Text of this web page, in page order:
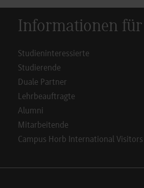
Informationen für
Studieninteressierte
Studierende
Duale Partner
Lehrbeauftragte
Alumni
Mitarbeitende
Campus Horb International Visitors